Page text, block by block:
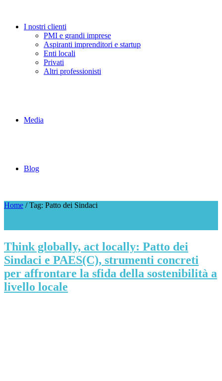
I nostri clienti
PMI e grandi imprese
Aspiranti imprenditori e startup
Enti locali
Privati
Altri professionisti
Media
Blog
Home /Tag: Patto dei Sindaci
Think globally, act locally: Patto dei
Sindaci e PAES(C), strumenti concreti
per affrontare la sfida della sostenibilità a
livello locale